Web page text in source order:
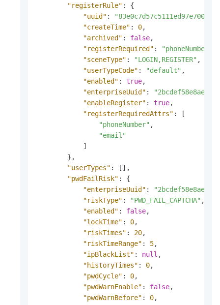
"registerRule" :
{
"uuid" :
"createTime" : 0,
"archived" : false,
"registerRequired" :
"sceneType" : "LOGIN,REGISTER" ,
"userTypeCode" : "default" ,
"enabled" : true,
"enterpriseUuid" :
"enableRegister" : true,
"registerRequiredAttrs" :
[
"phoneNumber" ,
"email"
]
} ,
"userTypes" : [ ] ,
"pwdFailRisk" :
{
"enterpriseUuid" :
"riskType" : "PWD_FAIL_CAPTCHA" ,
"enabled" : false,
"lockTime" : 0,
"riskTimes" : 20,
"riskTimeRange" : 5,
"ipBlackList" : null ,
"historyTimes" : 0,
"pwdCycle" : 0,
"pwdWarnEnable" : false,
"pwdWarnBefore" : 0,